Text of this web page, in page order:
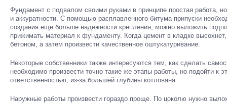
Фундамент с подвалом своими руками в принципе простая работа,
и аккуратности. С помощью расплавленного битума припуски
создания еще больше надежности крепления, можно выложить
прижимать материал к фундаменту. Когда цемент в кладке
бетоном, а затем произвести качественное оштукатуривание.
Некоторые собственники также интересуются тем, как сделать
необходимо произвести точно такие же этапы работы, но подойти к
ответственностью, из-за большей глубины котлована.
Наружные работы произвести гораздо проще. По цоколю нужно